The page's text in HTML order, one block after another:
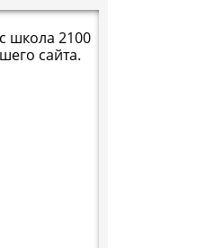
школа 2100
сайта.